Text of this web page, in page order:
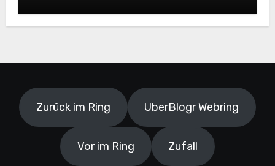
Zurück im Ring UberBlogr Webring
Vor im Ring Zufall